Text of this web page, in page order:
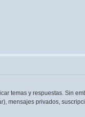
temas y respuestas. Sin
mensajes privados,